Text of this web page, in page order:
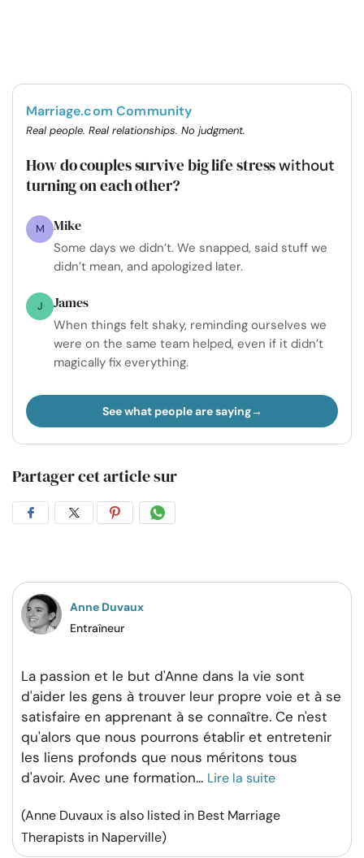
Marriage.com Community
Real people. Real relationships. No judgment.
How do couples survive big life stresswithout
turning on each other?
M Mike
Some days we didn’t. We snapped, said stuff we
didn’t mean, and apologized later.
J James
When things felt shaky, reminding ourselves we
were on the same team helped, even if it didn’t
magically fix everything.
See what people are saying
Partager cet article sur
PartagerPartagerPartagerPartager
Anne Duvaux
Entraîneur
La passion et le but d'Anne dans la vie sont
d'aider les gens à trouver leur propre voie et à se
satisfaire en apprenant à se connaître. Ce n'est
qu'alors que nous pourrons établir et entretenir
les liens profonds que nous méritons tous
d'avoir. Avec une formation... Lire la suite
(Anne Duvaux is also listed in Best Marriage
Therapists in Naperville)